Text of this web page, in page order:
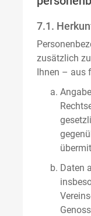
7.1.
zusätzlich
Ihnen – aus
Daten